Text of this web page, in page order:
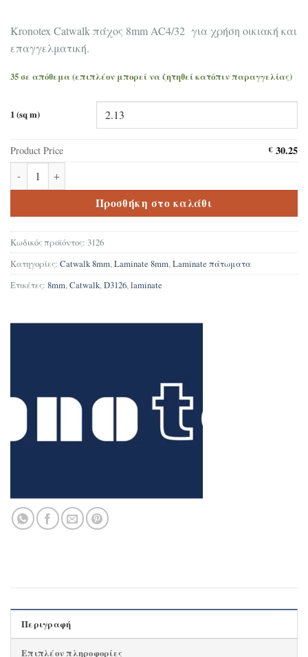
Kronotex Catwalk πάχος 8mm AC4/32 για χρήση οικιακή και
επαγγελματική.
35 σε απόθεμα (επιπλέον μπορεί να ζητηθεί κατόπιν παραγγελίας)
1 (sq m)
Product Price €30.25
Δάπεδο Laminate Kronotex Catwalk D3126 ποσότητα
Προσθήκη στο καλάθι
Κωδικός προϊόντος: 3126
Κατηγορίες: Catwalk 8mm,Laminate 8mm,Laminate πάτωματα
Ετικέτες: 8mm,Catwalk,D3126,laminate
Περιγραφή
Επιπλέον πληροφορίες